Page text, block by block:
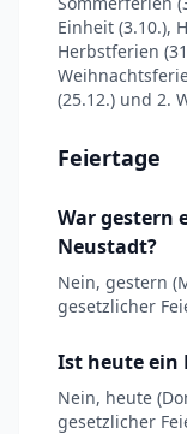
Einheit (3.10.),
Herbstferien
(25.12.) und 2.
Feiertage
War gestern
Neustadt?
Nein, gestern
gesetzlicher
Ist heute ein
Nein, heute
gesetzlicher